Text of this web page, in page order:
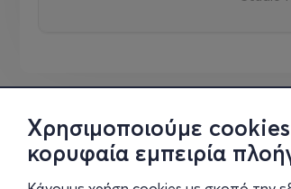
Χρησιμοποιούμε
κορυφαία εμπειρία